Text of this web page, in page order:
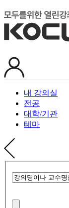
내 강의실
전공
대학/기관
테마